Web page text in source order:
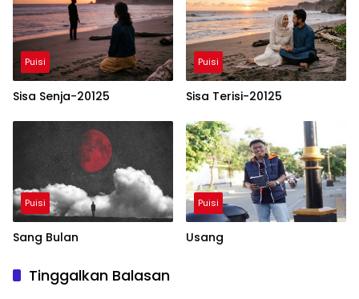
Puisi
Sisa Senja-20125
Puisi
Sisa Terisi-20125
Puisi
Sang Bulan
Puisi
Usang
Tinggalkan Balasan